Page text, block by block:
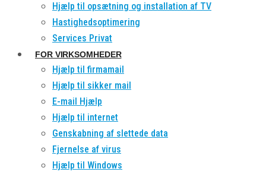
Hjælp til opsætning og installation af TV
Hastighedsoptimering
Services Privat
FOR VIRKSOMHEDER
Hjælp til firmamail
Hjælp til sikker mail
E-mail Hjælp
Hjælp til internet
Genskabning af slettede data
Fjernelse af virus
Hjælp til Windows